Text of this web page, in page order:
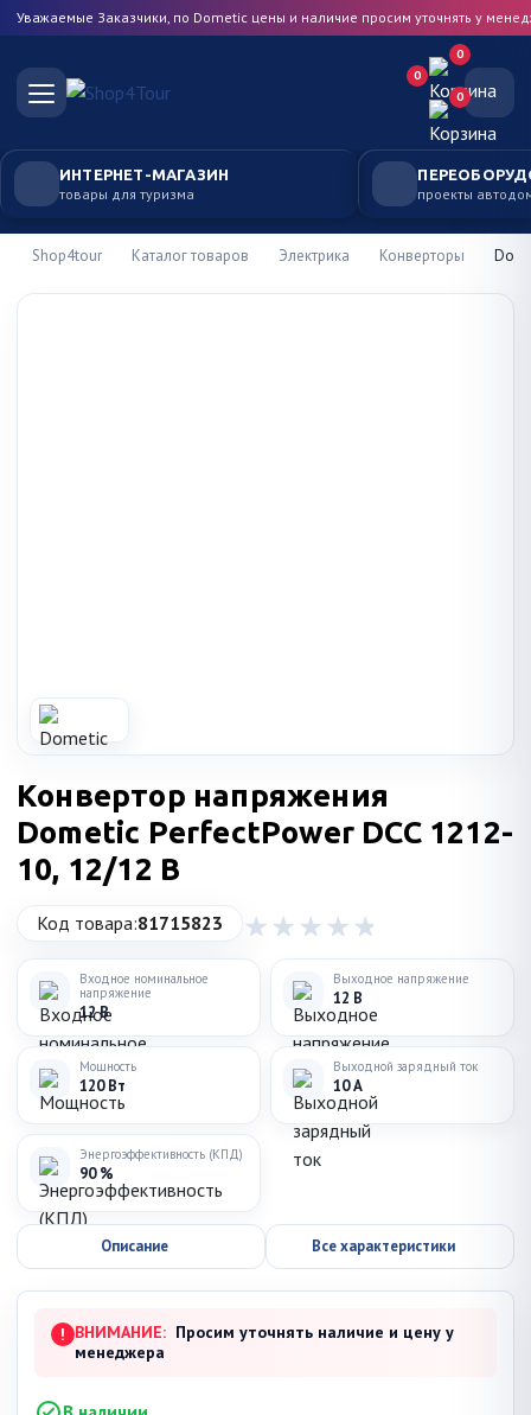
Уважаемые Заказчики, по Dometic цены и наличие просим уточнять у
0
0
0
ИНТЕРНЕТ-МАГАЗИН
товары для туризма проекты
Shop4tour Каталог товаров Электрика Конверторы
Конвертор напряжения
Dometic PerfectPower DCC 1212-
10, 12/12 В
Код товара:81715823
Входное номинальное
напряжение
12 В
Выходное напряжение
12 В
Мощность
120 Вт
Выходной зарядный ток
10 А
Энергоэффективность (КПД)
90 %
Описание Все характеристики
! ВНИМАНИЕ: Просим уточнять наличие и цену у
менеджера